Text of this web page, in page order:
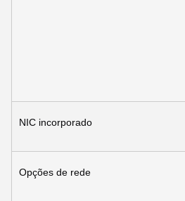
NIC incorporado
Opções de rede